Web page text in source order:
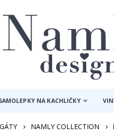
NA KACHLIČKY
NAMLY COLLECTION